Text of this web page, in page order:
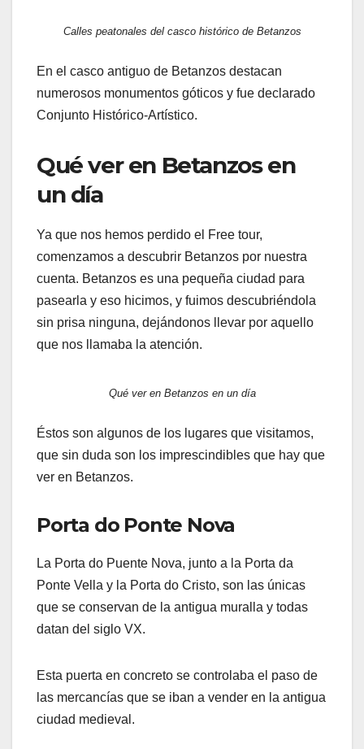
Calles peatonales del casco histórico de Betanzos
En el casco antiguo de Betanzos destacan
numerosos monumentos góticos y fue declarado
Conjunto Histórico-Artístico. ​
Qué ver en Betanzos en
un día
Ya que nos hemos perdido el Free tour,
comenzamos a descubrir Betanzos por nuestra
cuenta. Betanzos es una pequeña ciudad para
pasearla y eso hicimos, y fuimos descubriéndola
sin prisa ninguna, dejándonos llevar por aquello
que nos llamaba la atención.
Qué ver en Betanzos en un día
Éstos son algunos de los lugares que visitamos,
que sin duda son los imprescindibles que hay que
ver en Betanzos.
Porta do Ponte Nova
La Porta do Puente Nova, junto a la Porta da
Ponte Vella y la Porta do Cristo, son las únicas
que se conservan de la antigua muralla y todas
datan del siglo VX.
Esta puerta en concreto se controlaba el paso de
las mercancías que se iban a vender en la antigua
ciudad medieval.